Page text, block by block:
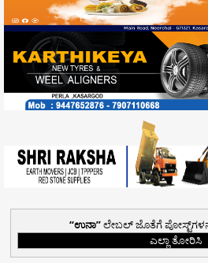
ಉನಾ ಲೇಬಲ್ ಜೊತೆಗೆ
ಎಲ್ಲಾ ತೋರಿಸಿ